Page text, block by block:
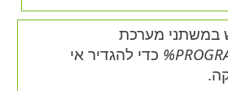
במשתני מערכת
כדי להגדיר אי